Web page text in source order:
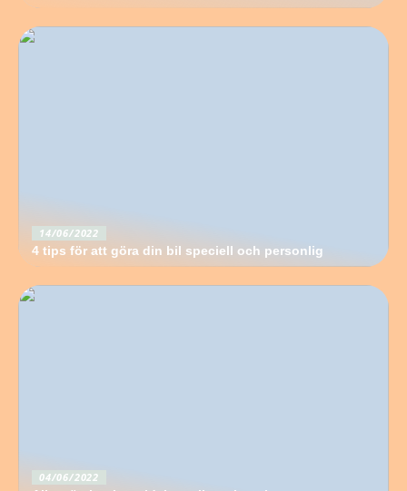
14/06/2022
4 tips för att göra din bil speciell och personlig
04/06/2022